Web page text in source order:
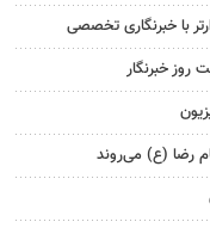
با خبرنگاری تخصصی
روز خبرنگار
رضا (ع) می‌روند